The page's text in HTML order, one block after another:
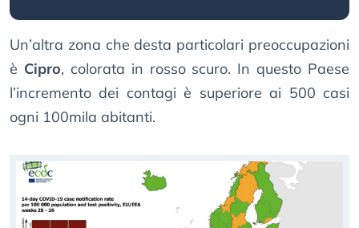
Un’altra zona che desta particolari preoccupazioni
è Cipro, colorata in rosso scuro. In questo Paese
l’incremento dei contagi è superiore ai 500 casi
ogni 100mila abitanti.